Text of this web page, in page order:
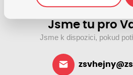
Jsme tu pro
Jsme k dispozici, pokud